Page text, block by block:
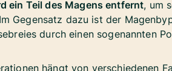
ein Teil des Magens entfernt, um
Gegensatz dazu ist der
durch einen sogenannten
hängt von verschiedenen